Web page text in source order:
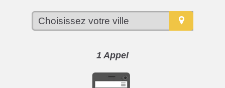
1 Appel